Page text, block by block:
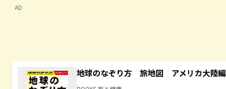
AD
地球のなぞり方 旅地図 アメリカ大陸編